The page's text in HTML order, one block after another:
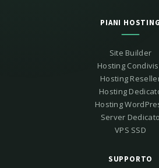
PIANI HOSTING
Site Builder
Hosting
Hosting
Hosting
Hosting
Server Dedicato
VPS SSD
SUPPORTO